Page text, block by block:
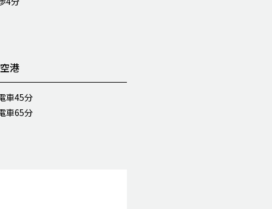
港
車45分
車65分